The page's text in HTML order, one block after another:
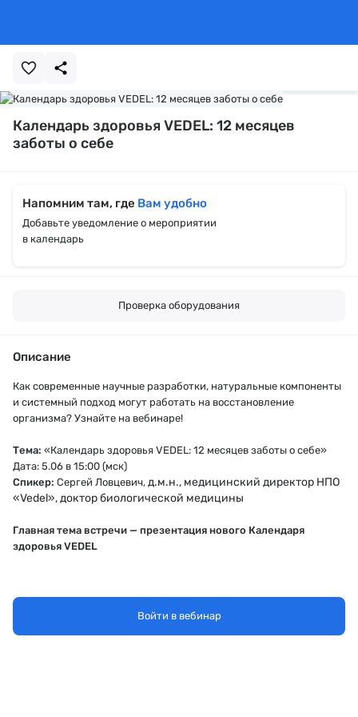
Календарь здоровья VEDEL: 12 месяцев
заботы о себе
Напомним там, где Вам удобно
Добавьте уведомление о мероприятии
в календарь
Проверка оборудования
Описание
Как современные научные разработки, натуральные компоненты
и системный подход могут работать на восстановление
организма? Узнайте на вебинаре!
Тема: «Календарь здоровья VEDEL: 12 месяцев заботы о себе»
Дата: 5.06 в 15:00 (мск)
Спикер: Сергей Ловцевич, д.м.н., медицинский директор НПО
«Vedel», доктор биологической медицины
Главная тема встречи — презентация нового Календаря
здоровья VEDEL
Войти в вебинар